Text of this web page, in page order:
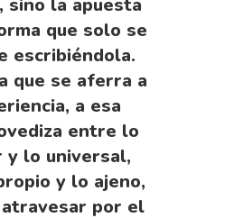
sino la apuesta
que solo se
escribiéndola.
que se aferra a
a esa
entre lo
y lo universal,
y lo ajeno,
por el